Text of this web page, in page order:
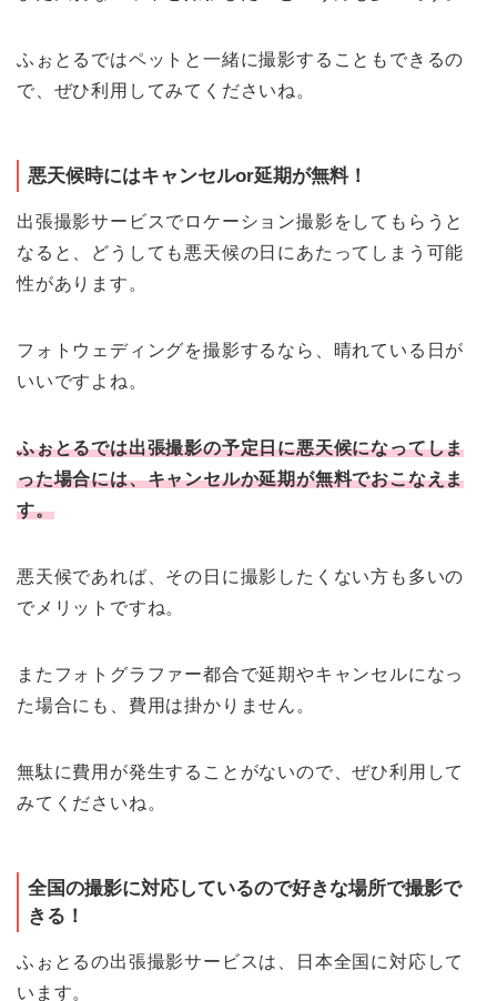
ふぉとるではペットと一緒に撮影することもできるの
で、ぜひ利用してみてくださいね。
悪天候時にはキャンセルor延期が無料！
出張撮影サービスでロケーション撮影をしてもらうと
なると、どうしても悪天候の日にあたってしまう可能
性があります。
フォトウェディングを撮影するなら、晴れている日が
いいですよね。
ふぉとるでは出張撮影の予定日に悪天候になってしま
った場合には、キャンセルか延期が無料でおこなえま
す。
悪天候であれば、その日に撮影したくない方も多いの
でメリットですね。
またフォトグラファー都合で延期やキャンセルになっ
た場合にも、費用は掛かりません。
無駄に費用が発生することがないので、ぜひ利用して
みてくださいね。
全国の撮影に対応しているので好きな場所で撮影で
きる！
ふぉとるの出張撮影サービスは、日本全国に対応して
います。